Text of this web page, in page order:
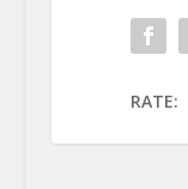
RATE: